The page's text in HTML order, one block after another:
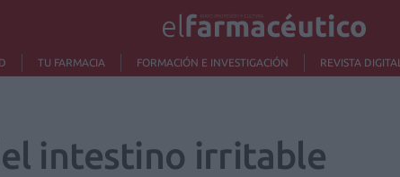
TU FARMACIA FORMACIÓN E INVESTIGACIÓN REVISTA DIGITAL
intestino irritable